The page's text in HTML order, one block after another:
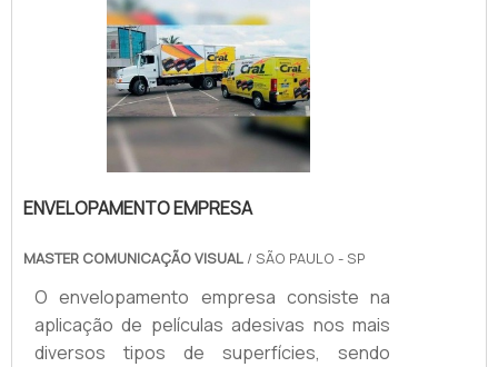
pode ser produzido para destacar a marca
da empresa ou um produto específico. O
design é planejado de acordo com as
necessidades do cliente.Um display dev.
ENVELOPAMENTO EMPRESA
MASTER COMUNICAÇÃO VISUAL / SÃO PAULO - SP
O envelopamento empresa consiste na
aplicação de películas adesivas nos mais
diversos tipos de superfícies, sendo